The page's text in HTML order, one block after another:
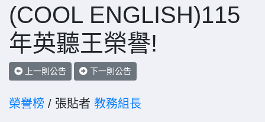
(COOL ENGLISH)115
年英聽王榮譽!
上一則公告 下一則公告
榮譽榜 / 張貼者 教務組長